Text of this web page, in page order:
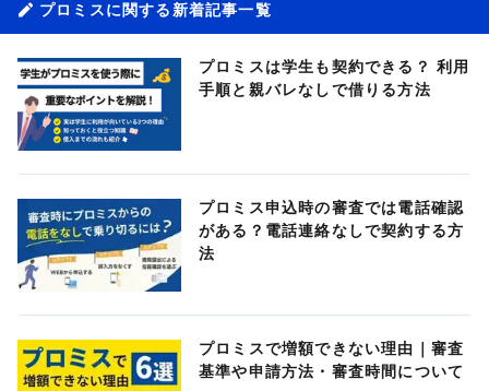
プロミスに関する新着記事一覧
プロミスは学生も契約できる？ 利用
手順と親バレなしで借りる方法
プロミス申込時の審査では電話確認
がある？電話連絡なしで契約する方
法
プロミスで増額できない理由｜審査
基準や申請方法・審査時間について